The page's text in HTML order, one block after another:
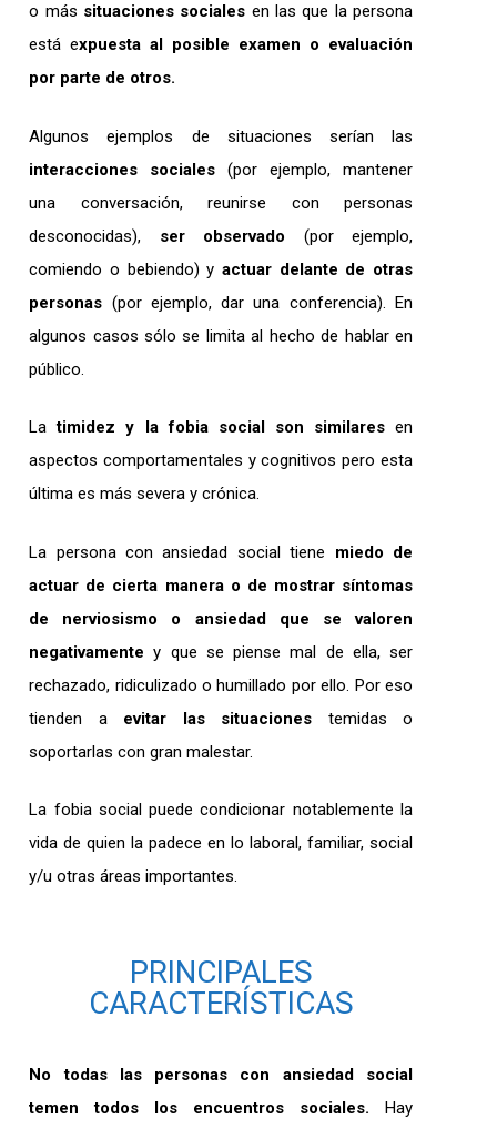
o más situaciones sociales en las que la persona
está expuesta al posible examen o evaluación
por parte de otros.
Algunos ejemplos de situaciones serían las
interacciones sociales (por ejemplo, mantener
una conversación, reunirse con personas
desconocidas), ser observado (por ejemplo,
comiendo o bebiendo) y actuar delante de otras
personas (por ejemplo, dar una conferencia). En
algunos casos sólo se limita al hecho de hablar en
público.
Latimidez y la fobia social son similaresen
aspectos comportamentales y cognitivos pero esta
última es más severa y crónica.
La persona con ansiedad social tiene miedo de
actuar de cierta manera o de mostrar síntomas
de nerviosismo o ansiedad que se valoren
negativamente y que se piense mal de ella, ser
rechazado, ridiculizado o humillado por ello. Por eso
tienden a evitar las situaciones temidas o
soportarlas con gran malestar.
La fobia social puede condicionar notablemente la
vida de quien la padece en lo laboral, familiar, social
y/u otras áreas importantes.
PRINCIPALES
CARACTERÍSTICAS
No todas las personas con ansiedad social
temen todos los encuentros sociales. Hay